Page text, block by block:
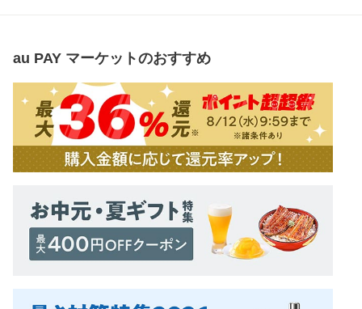
au PAY マーケットのおすすめ